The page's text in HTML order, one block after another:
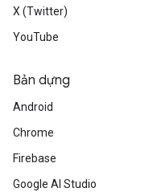
X (Twitter)
YouTube
Bản dựng
Android
Chrome
Firebase
Google AI Studio